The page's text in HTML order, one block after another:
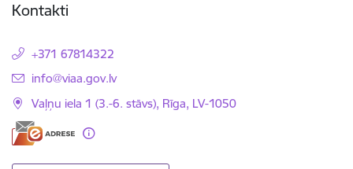
Kontakti
+371 67814322
E-pasts:
info@viaa.gov.lv
Vaļņu iela 1 (3.-6. stāvs), Rīga, LV-1050